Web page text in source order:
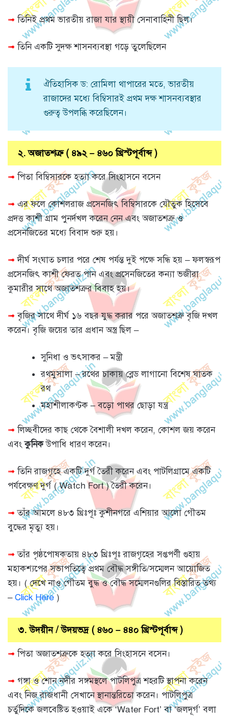
➟তিনিই প্রথম ভারতীয় রাজা যার স্থায়ী সেনাবাহিনী ছিল।
➟তিনি একটি সুদক্ষ শাসনব্যবস্থা গড়ে তুলেছিলেন
ঐতিহাসিক ড: রোমিলা থাপারের মতে, ভারতীয়
রাজাদের মধ্যে বিম্বিসারই প্রথম দক্ষ শাসনব্যবস্থার
গুরুত্ব উপলব্ধি করেছিলেন।
২. অজাতশত্রু ( ৪৯২ – ৪৬০ খ্রিস্টপূর্বাব্দ )
➟পিতা বিম্বিসারকে হত্যা করে সিংহাসনে বসেন
➟ এর ফলে কোশলরাজ প্রসেনজিৎ বিম্বিসারকে যৌতুক হিসেবে
প্রদত্ত কাশী গ্রাম পুনর্দখল করেন নেন এবং অজাতশত্রু ও
প্রসেনজিতের মধ্যে বিবাদ শুরু হয়।
➟দীর্ঘ সংঘাত চলার পরে শেষ পর্যন্ত দুই পক্ষে সন্ধি হয় – ফলস্বরূপ
প্রসেনজিৎ কাশী ফেরত পান এবং প্রসেনজিতের কন্যা ভজীরা
কুমারীর সাথে অজাতশত্রুর বিবাহ হয়।
➟বৃজির সাথে দীর্ঘ ১৬ বছর যুদ্ধ করার পরে অজাতশত্রু বৃজি দখল
করেন। বৃজি জয়ের তার প্রধান অস্ত্র ছিল –
সুনিধা ও ভৎসাকর – মন্ত্রী
রথমুসালা – রথের চাকায় ব্লেড লাগানো বিশেষ ঘাতক
রথ
মহাশীলাকণ্টক – বড়ো পাথর ছোড়া যন্ত্র
➟লিচ্ছবীদের কাছ থেকে বৈশালী দখল করেন, কোশল জয় করেন
এবংকুনিকউপাধি ধারণ করেন।
➟তিনি রাজগৃহে একটি দুর্গ তৈরী করেন এবং পাটলিগ্রামে একটি
পর্যবেক্ষণ দুর্গ ( Watch Fort ) তৈরী করেন।
➟তাঁর আমলে ৪৮৩ খ্রিঃপূঃ কুশীনগরে এশিয়ার আলো গৌতম
বুদ্ধের মৃত্যু হয়।
➟তাঁর পৃষ্ঠপোষকতায় ৪৮৩ খ্রিঃপূঃ রাজগৃহের সপ্তপর্ণী গুহায়
মহাকশ্যপের সভাপতিত্বে প্রথম বৌদ্ধ সঙ্গীতি/সম্মেলন আয়োজিত
হয়। ( দেখে নাও গৌতম বুদ্ধ ও বৌদ্ধ সম্মেলনগুলির বিস্তারিত তথ্য
–Click Here )
৩. উদয়ীন / উদয়ভদ্র ( ৪৬০ – ৪৪০ খ্রিস্টপূর্বাব্দ )
➟পিতা অজাতশত্রুকে হত্যা করে সিংহাসনে বসেন।
➟ গঙ্গা ও শোন নদীর সঙ্গমস্থলে পাটলিপুত্র শহরটি স্থাপনা করেন
এবং নিজ রাজধানী সেখানে স্থানান্তরিতো করেন। পাটলিপুত্র
চর্তুদিকে জলবেষ্টিত হওয়াই একে ‘Water Fort’ বা ‘জলদূর্গ’ বলা